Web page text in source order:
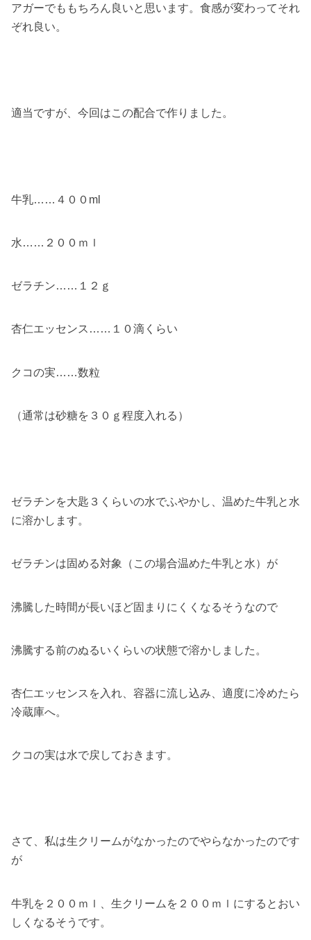
アガーでももちろん良いと思います。食感が変わってそれ
ぞれ良い。
適当ですが、今回はこの配合で作りました。
牛乳……４００ml
水……２００ｍｌ
ゼラチン……１２ｇ
杏仁エッセンス……１０滴くらい
クコの実……数粒
（通常は砂糖を３０ｇ程度入れる）
ゼラチンを大匙３くらいの水でふやかし、温めた牛乳と水
に溶かします。
ゼラチンは固める対象（この場合温めた牛乳と水）が
沸騰した時間が長いほど固まりにくくなるそうなので
沸騰する前のぬるいくらいの状態で溶かしました。
杏仁エッセンスを入れ、容器に流し込み、適度に冷めたら
冷蔵庫へ。
クコの実は水で戻しておきます。
さて、私は生クリームがなかったのでやらなかったのです
が
牛乳を２００ｍｌ、生クリームを２００ｍｌにするとおい
しくなるそうです。